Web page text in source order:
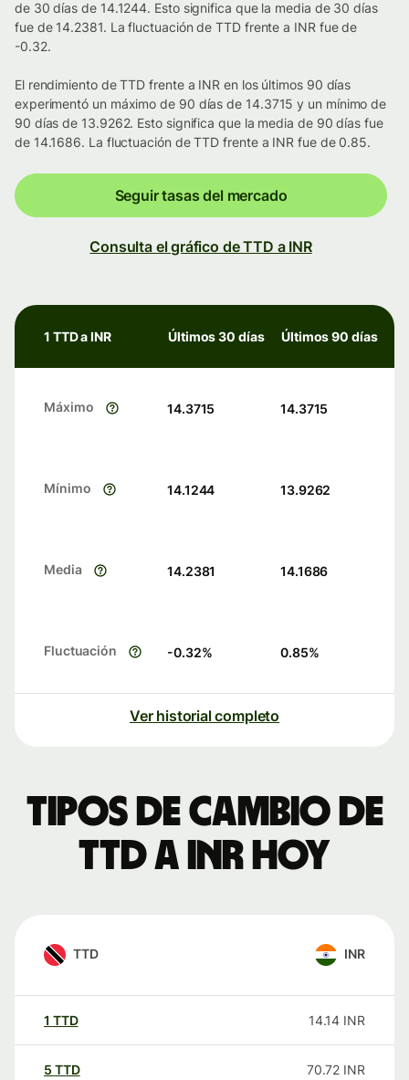
de 30 días de 14.1244. Esto significa que la media de 30 días
fue de 14.2381. La fluctuación de TTD frente a INR fue de
-0.32.
El rendimiento de TTD frente a INR en los últimos 90 días
experimentó un máximo de 90 días de 14.3715 y un mínimo de
90 días de 13.9262. Esto significa que la media de 90 días fue
de 14.1686. La fluctuación de TTD frente a INR fue de 0.85.
Seguir tasas del mercado
Consulta el gráfico de TTD a INR
1 TTD a INR Últimos 30 días Últimos 90 días
Máximo 14.3715 14.3715
Mínimo 14.1244 13.9262
Media 14.2381 14.1686
Fluctuación -0.32% 0.85%
Ver historial completo
Tipos de cambio de
TTD a INR hoy
TTD INR
1 TTD 14.14 INR
5 TTD 70.72 INR